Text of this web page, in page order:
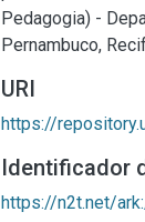
Pedagogia) -
Pernambuco,
URI
https://
Identificador
https://n2t.net/